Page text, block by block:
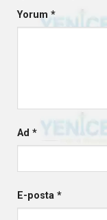
Yorum *
Ad *
E-posta *